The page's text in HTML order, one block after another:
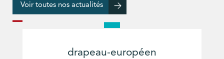
Voir toutes nos actualités
drapeau-européen